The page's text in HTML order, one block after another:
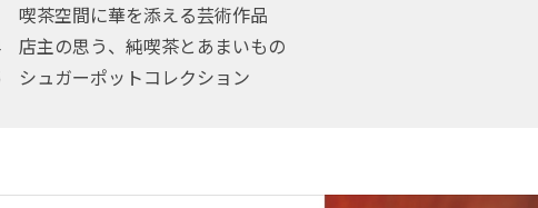
喫茶空間に華を添える芸術作品
店主の思う、純喫茶とあまいもの
シュガーポットコレクション